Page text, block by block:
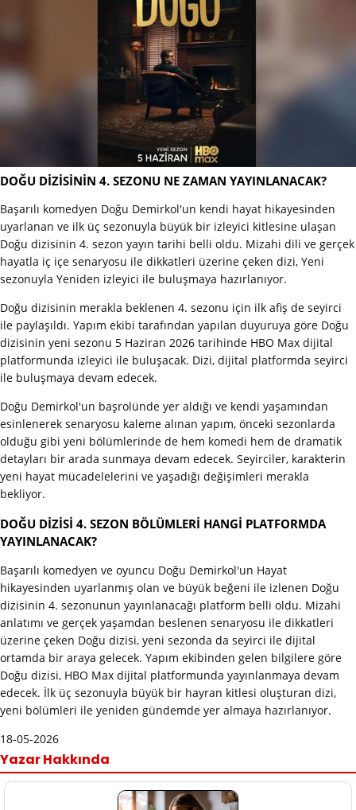
DOĞU DİZİSİNİN 4. SEZONU NE ZAMAN YAYINLANACAK?
Başarılı komedyen Doğu Demirkol'un kendi hayat hikayesinden
uyarlanan ve ilk üç sezonuyla büyük bir izleyici kitlesine ulaşan
Doğu dizisinin 4. sezon yayın tarihi belli oldu. Mizahi dili ve gerçek
hayatla iç içe senaryosu ile dikkatleri üzerine çeken dizi, Yeni
sezonuyla Yeniden izleyici ile buluşmaya hazırlanıyor.
Doğu dizisinin merakla beklenen 4. sezonu için ilk afiş de seyirci
ile paylaşıldı. Yapım ekibi tarafından yapılan duyuruya göre Doğu
dizisinin yeni sezonu 5 Haziran 2026 tarihinde HBO Max dijital
platformunda izleyici ile buluşacak. Dizi, dijital platformda seyirci
ile buluşmaya devam edecek.
Doğu Demirkol'un başrolünde yer aldığı ve kendi yaşamından
esinlenerek senaryosu kaleme alınan yapım, önceki sezonlarda
olduğu gibi yeni bölümlerinde de hem komedi hem de dramatik
detayları bir arada sunmaya devam edecek. Seyirciler, karakterin
yeni hayat mücadelelerini ve yaşadığı değişimleri merakla
bekliyor.
DOĞU DİZİSİ 4. SEZON BÖLÜMLERİ HANGİ PLATFORMDA
YAYINLANACAK?
Başarılı komedyen ve oyuncu Doğu Demirkol'un Hayat
hikayesinden uyarlanmış olan ve büyük beğeni ile izlenen Doğu
dizisinin 4. sezonunun yayınlanacağı platform belli oldu. Mizahi
anlatımı ve gerçek yaşamdan beslenen senaryosu ile dikkatleri
üzerine çeken Doğu dizisi, yeni sezonda da seyirci ile dijital
ortamda bir araya gelecek. Yapım ekibinden gelen bilgilere göre
Doğu dizisi, HBO Max dijital platformunda yayınlanmaya devam
edecek. İlk üç sezonuyla büyük bir hayran kitlesi oluşturan dizi,
yeni bölümleri ile yeniden gündemde yer almaya hazırlanıyor.
18-05-2026
Yazar Hakkında